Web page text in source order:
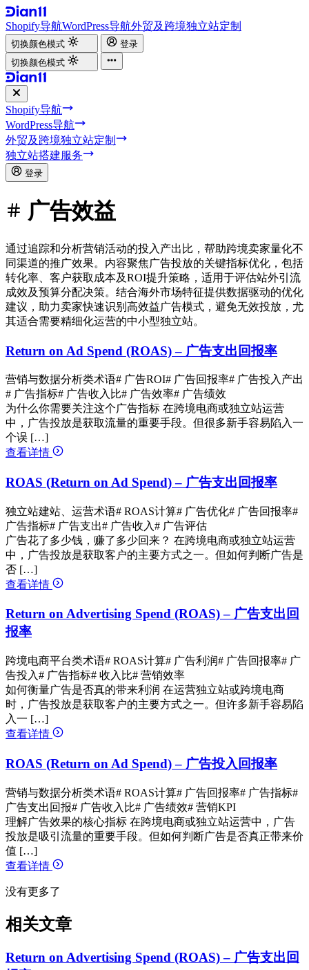
Shopify导航WordPress导航外贸及跨境独立站定制
切换颜色模式
登录
切换颜色模式
Shopify导航
WordPress导航
外贸及跨境独立站定制
独立站搭建服务
登录
广告效益
通过追踪和分析营销活动的投入产出比，帮助跨境卖家量化不
同渠道的推广效果。内容聚焦广告投放的关键指标优化，包括
转化率、客户获取成本及ROI提升策略，适用于评估站外引流
成效及预算分配决策。结合海外市场特征提供数据驱动的优化
建议，助力卖家快速识别高效益广告模式，避免无效投放，尤
其适合需要精细化运营的中小型独立站。
Return on Ad Spend (ROAS) – 广告支出回报率
营销与数据分析类术语# 广告ROI# 广告回报率# 广告投入产出
# 广告指标# 广告收入比# 广告效率# 广告绩效
为什么你需要关注这个广告指标 在跨境电商或独立站运营
中，广告投放是获取流量的重要手段。但很多新手容易陷入一
个误 […]
查看详情
ROAS (Return on Ad Spend) – 广告支出回报率
独立站建站、运营术语# ROAS计算# 广告优化# 广告回报率#
广告指标# 广告支出# 广告收入# 广告评估
广告花了多少钱，赚了多少回来？ 在跨境电商或独立站运营
中，广告投放是获取客户的主要方式之一。但如何判断广告是
否 […]
查看详情
Return on Advertising Spend (ROAS) – 广告支出回
报率
跨境电商平台类术语# ROAS计算# 广告利润# 广告回报率# 广
告投入# 广告指标# 收入比# 营销效率
如何衡量广告是否真的带来利润 在运营独立站或跨境电商
时，广告投放是获取客户的主要方式之一。但许多新手容易陷
入一 […]
查看详情
ROAS (Return on Ad Spend) – 广告投入回报率
营销与数据分析类术语# ROAS计算# 广告回报率# 广告指标#
广告支出回报# 广告收入比# 广告绩效# 营销KPI
理解广告效果的核心指标 在跨境电商或独立站运营中，广告
投放是吸引流量的重要手段。但如何判断广告是否真正带来价
值 […]
查看详情
没有更多了
相关文章
Return on Advertising Spend (ROAS) – 广告支出回